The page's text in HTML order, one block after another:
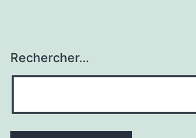
Rechercher…